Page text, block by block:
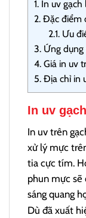
1. In uv gạch
2. Đặc điểm
2.1.Ưu
3. Ứng dụng
4. Giá in uv
5. Địa chỉ in
In uv gạch
In uv trên
xử lý mực
tia cực tím.
phun mực sẽ
sáng quang
Dù đã xuất